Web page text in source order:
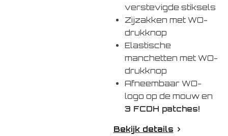
verstevigde stiksels
Zijzakken met WO-
drukknop
Elastische
manchetten met WO-
drukknop
Afneembaar WO-
logo op de mouw en
3 FCDH patches!
Bekijk details